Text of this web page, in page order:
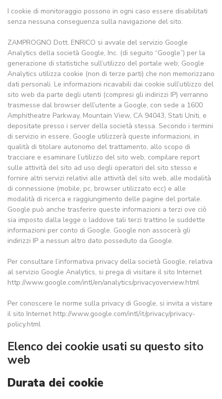
I cookie di monitoraggio possono in ogni caso essere disabilitati
senza nessuna conseguenza sulla navigazione del sito.
ZAMPROGNO Dott. ENRICO si avvale del servizio Google
Analytics della società Google, Inc. (di seguito “Google”) per la
generazione di statistiche sull’utilizzo del portale web; Google
Analytics utilizza cookie (non di terze parti) che non memorizzano
dati personali. Le informazioni ricavabili dai cookie sull’utilizzo del
sito web da parte degli utenti (compresi gli indirizzi IP) verranno
trasmesse dal browser dell’utente a Google, con sede a 1600
Amphitheatre Parkway, Mountain View, CA 94043, Stati Uniti, e
depositate presso i server della società stessa. Secondo i termini
di servizio in essere, Google utilizzerà queste informazioni, in
qualità di titolare autonomo del trattamento, allo scopo di
tracciare e esaminare l’utilizzo del sito web, compilare report
sulle attività del sito ad uso degli operatori del sito stesso e
fornire altri servizi relativi alle attività del sito web, alle modalità
di connessione (mobile, pc, browser utilizzato ecc) e alle
modalità di ricerca e raggiungimento delle pagine del portale.
Google può anche trasferire queste informazioni a terzi ove ciò
sia imposto dalla legge o laddove tali terzi trattino le suddette
informazioni per conto di Google. Google non assocerà gli
indirizzi IP a nessun altro dato posseduto da Google.
Per consultare l’informativa privacy della società Google, relativa
al servizio Google Analytics, si prega di visitare il sito Internet
http://www.google.com/intl/en/analytics/privacyoverview.html
Per conoscere le norme sulla privacy di Google, si invita a vistare
il sito Internet http://www.google.com/intl/it/privacy/privacy-
policy.html
Elenco dei cookie usati su questo sito
web
Durata dei cookie